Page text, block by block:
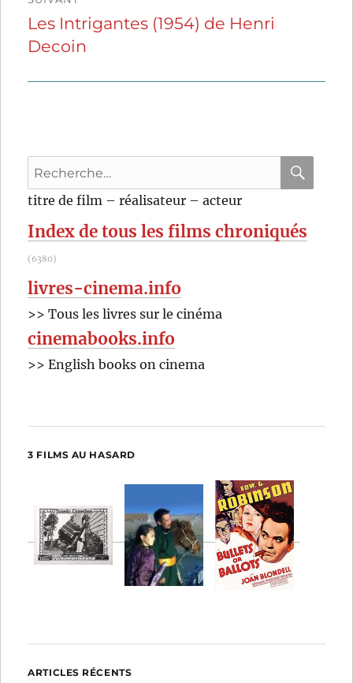
Publication
suivante :
Les Intrigantes (1954) de Henri
Decoin
Recherche
pour
titre de film – réalisateur – acteur
Index de tous les films chroniqués
(6380)
livres-cinema.info
>> Tous les livres sur le cinéma
cinemabooks.info
>> English books on cinema
3 FILMS AU HASARD
ARTICLES RÉCENTS